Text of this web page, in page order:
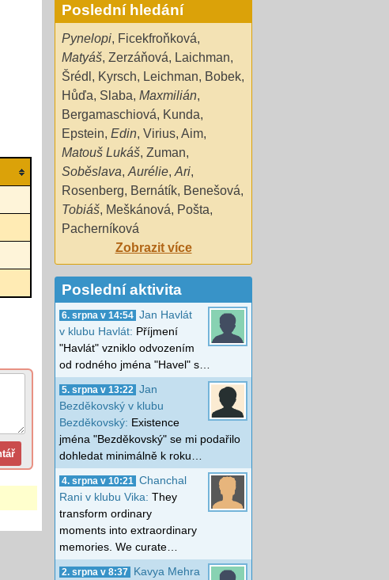
Poslední hledání
Pynelopi, Ficekfroňková,
Matyáš, Zerzáňová, Laichman,
Šrédl , Kyrsch, Leichman, Bobek,
Hůďa, Slaba, Maxmilián,
Bergamaschiová, Kunda,
Epstein, Edin, Virius, Aim,
Matouš Lukáš, Zuman,
Soběslava, Aurélie, Ari,
Rosenberg, Bernátík, Benešová,
Tobiáš, Meškánová, Pošta,
Pacherníková
Zobrazit více
Poslední aktivita
6. srpna v 14:54 Jan Havlát
v klubu Havlát: Příjmení
"Havlát" vzniklo odvozením
od rodného jména "Havel" s…
5. srpna v 13:22
Jan
Bezděkovský v klubu
Bezděkovský: Existence
jména "Bezděkovský" se mi podařilo
dohledat minimálně k roku…
4. srpna v 10:21
Chanchal
Rani v klubu Vika: They
transform ordinary
moments into extraordinary
memories. We curate…
2. srpna v 8:37
Kavya Mehra